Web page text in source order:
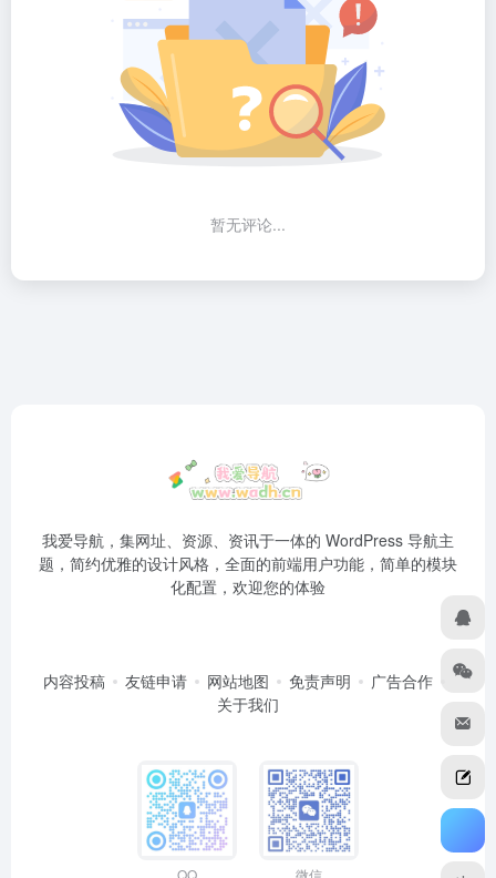
暂无评论...
我爱导航，集网址、资源、资讯于一体的 WordPress 导航主
题，简约优雅的设计风格，全面的前端用户功能，简单的模块
化配置，欢迎您的体验
内容投稿 友链申请 网站地图 免责声明
广告合作
关于我们